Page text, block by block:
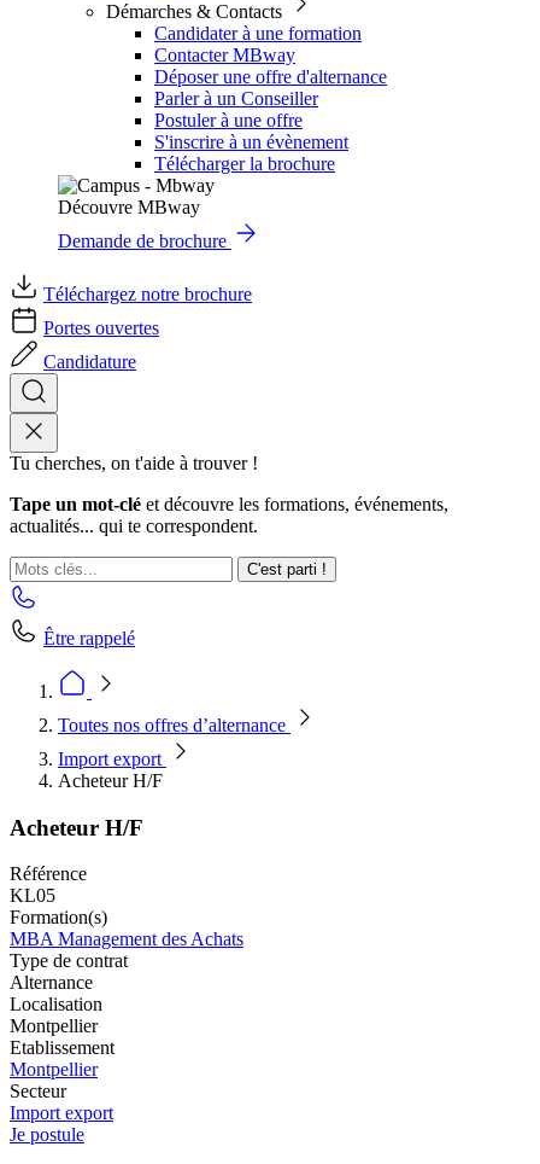
Démarches & Contacts
Candidater à une formation
Contacter MBway
Déposer une offre d'alternance
Parler à un Conseiller
Postuler à une offre
S'inscrire à un évènement
Télécharger la brochure
Découvre MBway
Demande de brochure
Téléchargez notre brochure
Portes ouvertes
Candidature
Tu cherches, on t'aide à trouver !
Tape un mot-clé et découvre les formations, événements,
actualités... qui te correspondent.
C'est parti !
Être rappelé
Toutes nos offres d’alternance
Import export
Acheteur H/F
Acheteur H/F
Référence
KL05
Formation(s)
MBA Management des Achats
Type de contrat
Alternance
Localisation
Montpellier
Etablissement
Montpellier
Secteur
Import export
Je postule